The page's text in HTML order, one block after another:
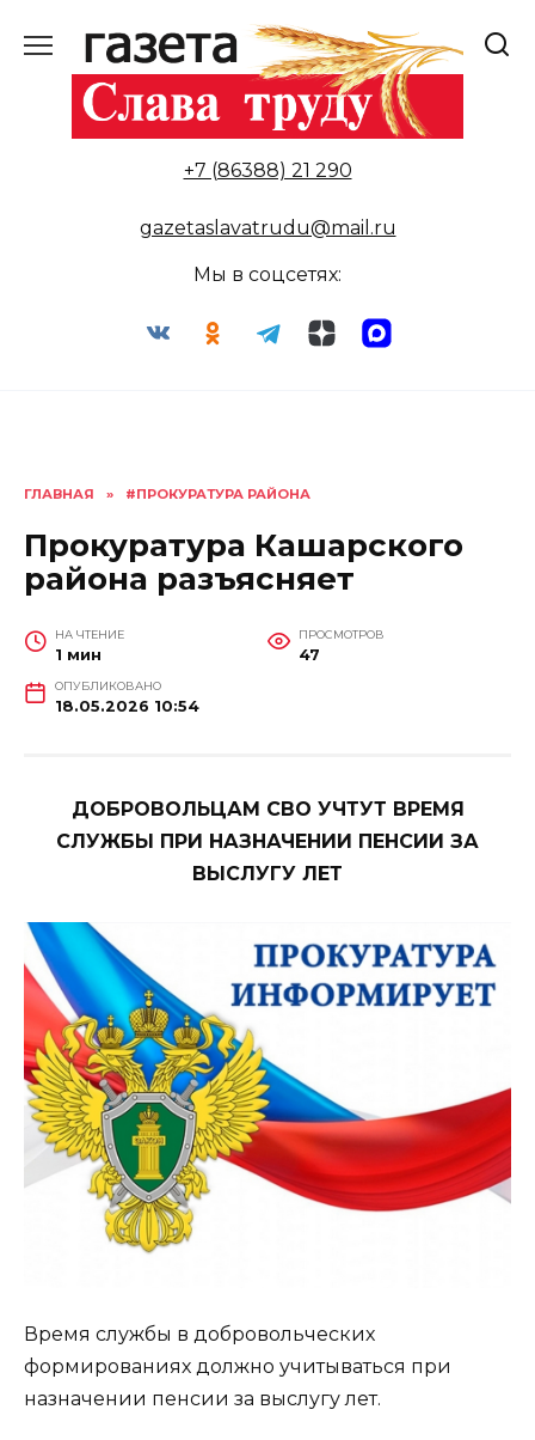
содержанию
+7 (86388) 21 290
gazetaslavatrudu@mail.ru
Мы в соцсетях:
ГЛАВНАЯ » #ПРОКУРАТУРА РАЙОНА
Прокуратура Кашарского
района разъясняет
НА ЧТЕНИЕ
1 мин
ПРОСМОТРОВ
47
ОПУБЛИКОВАНО
18.05.2026 10:54
ДОБРОВОЛЬЦАМ СВО УЧТУТ ВРЕМЯ
СЛУЖБЫ ПРИ НАЗНАЧЕНИИ ПЕНСИИ ЗА
ВЫСЛУГУ ЛЕТ
Время службы в добровольческих
формированиях должно учитываться при
назначении пенсии за выслугу лет.